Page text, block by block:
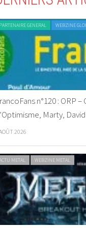
GENERAL WEBZINE
n°120 : ORP –
Marty,
2026
METAL WEBZINE METAL